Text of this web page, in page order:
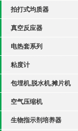
拍打式均质器
真空反应器
电热套系列
粘度计
包埋机,脱水机,摊片机
空气压缩机
生物指示剂培养器